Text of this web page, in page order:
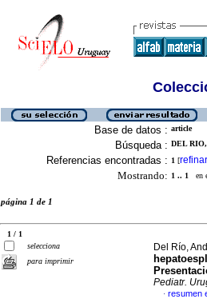
Base de datos : article
Búsqueda : DEL
Referencias encontradas : 1 [refinar
Mostrando: 1 .. 1 en
página 1 de 1
1 / 1
selecciona
para imprimir
Del Río,
Pediatr.
· resumen